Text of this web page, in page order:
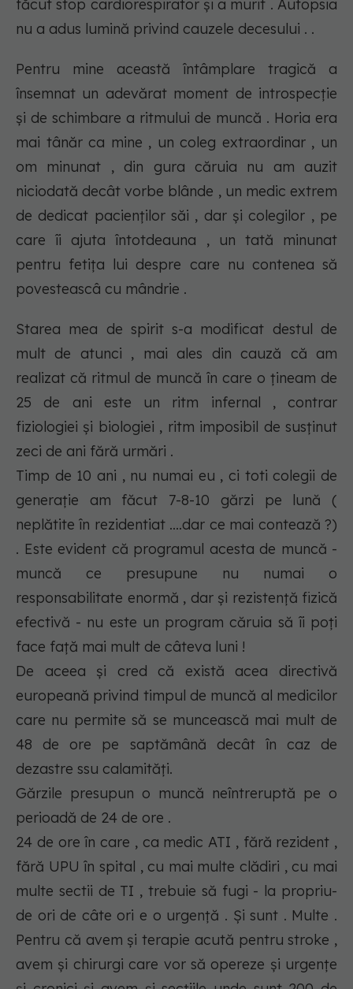
făcut stop cardiorespirator și a murit . Autopsia
nu a adus lumină privind cauzele decesului . .
Pentru mine această întâmplare tragică a
însemnat un adevărat moment de introspecție
și de schimbare a ritmului de muncă . Horia era
mai tânăr ca mine , un coleg extraordinar , un
om minunat , din gura căruia nu am auzit
niciodată decât vorbe blânde , un medic extrem
de dedicat pacienților săi , dar și colegilor , pe
care îi ajuta întotdeauna , un tată minunat
pentru fetița lui despre care nu contenea să
povesteascâ cu mândrie .
Starea mea de spirit s-a modificat destul de
mult de atunci , mai ales din cauză că am
realizat că ritmul de muncă în care o țineam de
25 de ani este un ritm infernal , contrar
fiziologiei și biologiei , ritm imposibil de susținut
zeci de ani fără urmări .
Timp de 10 ani , nu numai eu , ci toti colegii de
generație am făcut 7-8-10 gărzi pe lună (
neplătite în rezidentiat ....dar ce mai contează ?)
. Este evident că programul acesta de muncă -
muncă ce presupune nu numai o
responsabilitate enormă , dar și rezistență fizică
efectivă - nu este un program căruia să îi poți
face față mai mult de câteva luni !
De aceea și cred că există acea directivă
europeană privind timpul de muncă al medicilor
care nu permite să se muncească mai mult de
48 de ore pe saptămână decât în caz de
dezastre ssu calamități.
Gărzile presupun o muncă neîntreruptă pe o
perioadă de 24 de ore .
24 de ore în care , ca medic ATI , fără rezident ,
fără UPU în spital , cu mai multe clădiri , cu mai
multe sectii de TI , trebuie să fugi - la propriu-
de ori de câte ori e o urgență . Și sunt . Multe .
Pentru că avem și terapie acută pentru stroke ,
avem și chirurgi care vor să opereze și urgențe